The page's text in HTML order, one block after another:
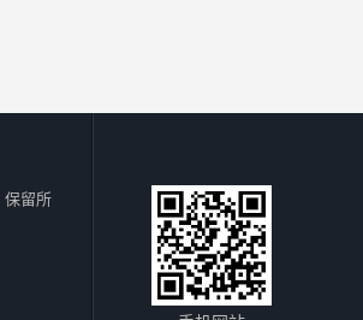
输送机纠偏器、输送机调正器、输送机防跑偏器
保留所